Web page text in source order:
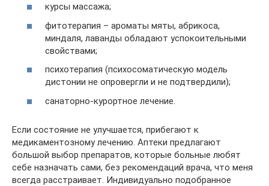
курсы массажа;
фитотерапия – ароматы мяты, абрикоса,
миндаля, лаванды обладают успокоительными
свойствами;
психотерапия (психосоматическую модель
дистонии не опровергли и не подтвердили);
санаторно-курортное лечение.
Если состояние не улучшается, прибегают к
медикаментозному лечению. Аптеки предлагают
большой выбор препаратов, которые больные любят
себе назначать сами, без рекомендаций врача, что меня
всегда расстраивает. Индивидуально подобранное